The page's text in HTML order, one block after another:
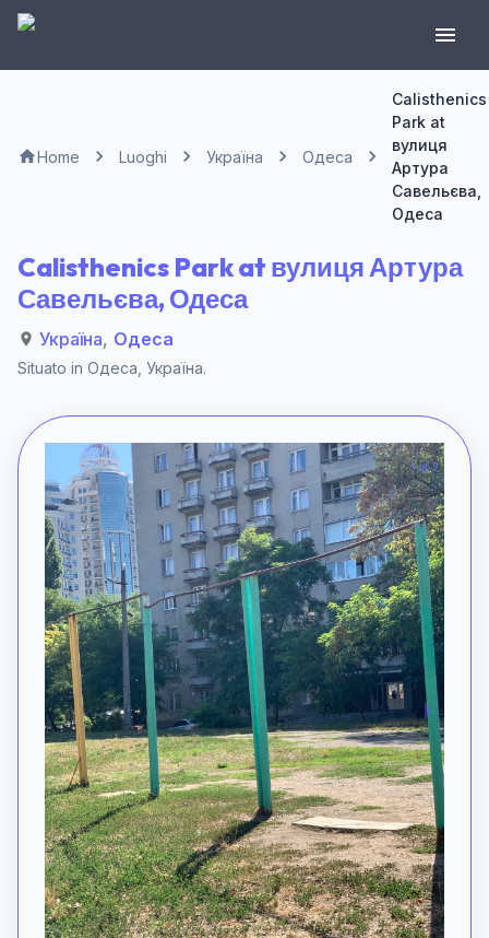
Home Luoghi Україна Одеса
Calisthenics
Park at
вулиця
Артура
Савельєва,
Одеса
Calisthenics Park at вулиця Артура
Савельєва, Одеса
Україна, Одеса
Situato in Одеса Україна.
1 of 2